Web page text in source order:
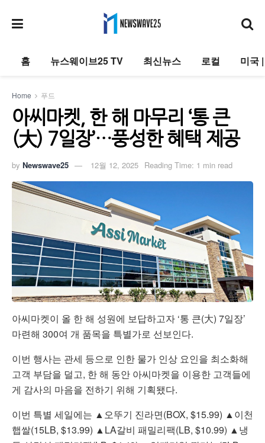
홈 뉴스웨이브25 TV 최신뉴스 로컬 미국
Home 푸드
아씨마켓, 한 해 마무리 ‘통 큰
(大) 7일장’…풍성한 혜택 제공
by Newswave25 12월 12, 2025 Reading Time: 1 min read
아씨마켓이 올 한 해 성원에 보답하고자 ‘통 큰(大) 7일장’
마련해 300여 개 품목을 특별가로 선보인다.
이번 행사는 관세 등으로 인한 물가 인상 요인을 최소화해
고객 부담을 덜고, 한 해 동안 아씨마켓을 이용한 고객들에
게 감사의 마음을 전하기 위해 기획됐다.
이번 특별 세일에는 ▲오뚜기 진라면(BOX, $15.99) ▲이천
햅쌀(15LB, $13.99) ▲LA갈비 패밀리팩(LB, $10.99) ▲냉